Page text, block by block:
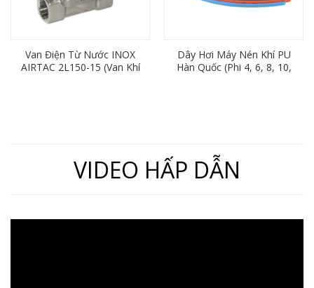
Van Điện Từ Nước INOX
AIRTAC 2L150-15 (Van Khí
Dây Hơi Máy Nén Khí PU
Hàn Quốc (Phi 4, 6, 8, 10,
VIDEO HẤP DẪN